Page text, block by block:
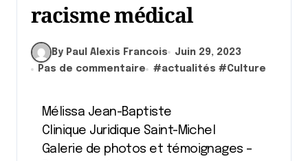
racisme médical
By Paul Alexis Francois
Juin 29, 2023
Pas de commentaire
#actualités #Culture
Mélissa Jean-Baptiste
Clinique Juridique Saint-Michel
Galerie de photos et témoignages –